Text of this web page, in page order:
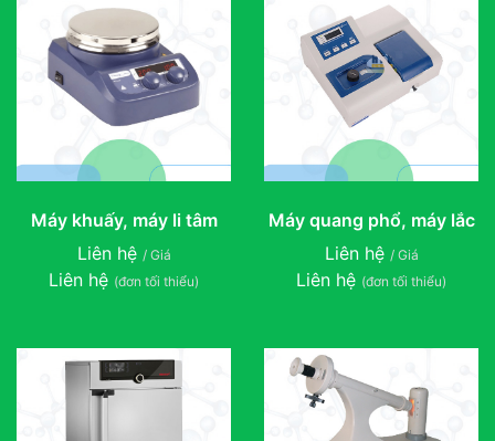
Máy khuấy, máy li tâm
Liên hệ / Giá
Liên hệ (đơn tối thiểu)
Máy quang phổ, máy lắc
Liên hệ / Giá
Liên hệ (đơn tối thiểu)